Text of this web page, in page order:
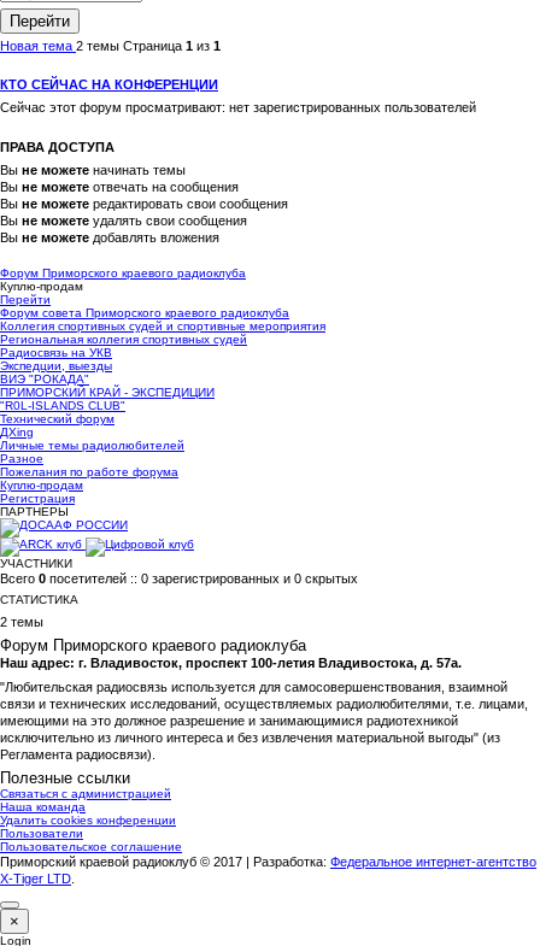
Новая тема 2 темы Страница 1 из 1
КТО СЕЙЧАС НА КОНФЕРЕНЦИИ
Сейчас этот форум просматривают: нет зарегистрированных пользователей
ПРАВА ДОСТУПА
Вы не можете начинать темы
Вы не можете отвечать на сообщения
Вы не можете редактировать свои сообщения
Вы не можете удалять свои сообщения
Вы не можете добавлять вложения
Форум Приморского краевого радиоклуба
Куплю-продам
Перейти
Форум совета Приморского краевого радиоклуба
Коллегия спортивных судей и спортивные мероприятия
Региональная коллегия спортивных судей
Радиосвязь на УКВ
Экспедции, выезды
ВИЭ "РОКАДА"
ПРИМОРСКИЙ КРАЙ - ЭКСПЕДИЦИИ
"R0L-ISLANDS CLUB"
Технический форум
ДХing
Личные темы радиолюбителей
Разное
Пожелания по работе форума
Куплю-продам
Регистрация
ПАРТНЕРЫ
УЧАСТНИКИ
Всего 0 посетителей :: 0 зарегистрированных и 0 скрытых
СТАТИСТИКА
2 темы
Форум Приморского краевого радиоклуба
Наш адрес: г. Владивосток, проспект 100-летия Владивостока, д. 57а.
"Любительская радиосвязь используется для самосовершенствования, взаимной
связи и технических исследований, осуществляемых радиолюбителями, т.е. лицами,
имеющими на это должное разрешение и занимающимися радиотехникой
исключительно из личного интереса и без извлечения материальной выгоды" (из
Регламента радиосвязи).
Полезные ссылки
Связаться с администрацией
Наша команда
Удалить cookies конференции
Пользователи
Пользовательское соглашение
Приморский краевой радиоклуб © 2017 | Разработка: Федеральное интернет-агентство
X-Tiger LTD
×
Login